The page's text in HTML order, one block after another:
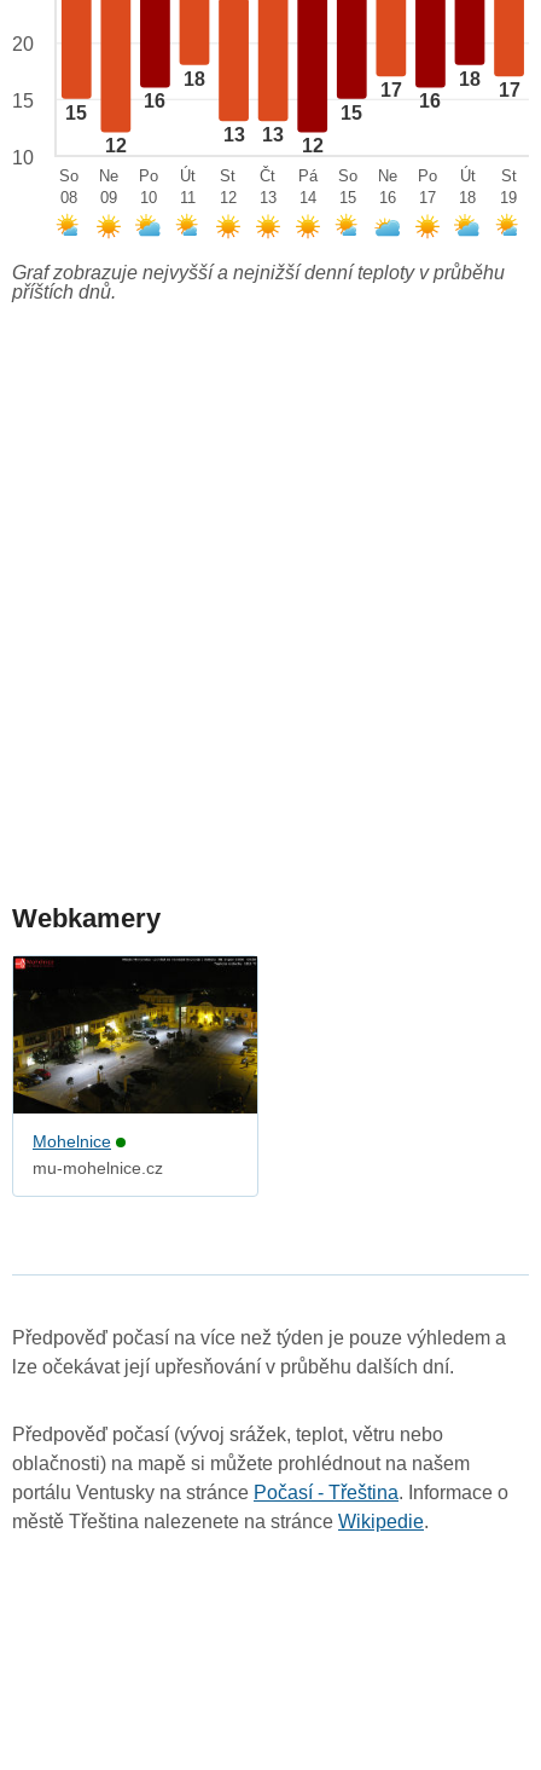
15
12
16
18
13 13
12
15
17
16
18
17
20
15
10
So
08
Ne
09
Po
10
Út
11
St
12
Čt
13
Pá
14
So
15
Ne
16
Po
17
Út
18
St
19
Graf zobrazuje nejvyšší a nejnižší denní teploty v průběhu
příštích dnů.
Webkamery
Mohelnice
mu-mohelnice.cz
Předpověď počasí na více než týden je pouze výhledem a
lze očekávat její upřesňování v průběhu dalších dní.
Předpověď počasí (vývoj srážek, teplot, větru nebo
oblačnosti) na mapě si můžete prohlédnout na našem
portálu Ventusky na stránce Počasí - Třeština. Informace o
městě Třeština nalezenete na stránce Wikipedie.